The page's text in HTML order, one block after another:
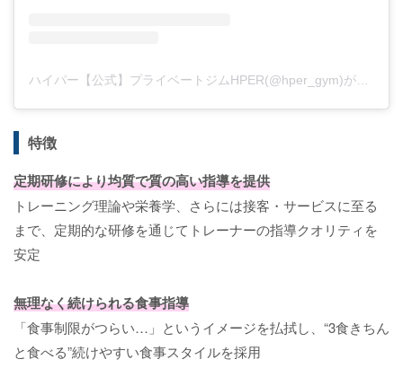
ハイパー【公式】プライベートジムHPER(@hper_gym)がシェアした投稿
特徴
定期研修により均質で質の高い指導を提供
トレーニング理論や栄養学、さらには接客・サービスに至る
まで、定期的な研修を通じてトレーナーの指導クオリティを
安定
無理なく続けられる食事指導
「食事制限がつらい…」というイメージを払拭し、“3食きちん
と食べる”続けやすい食事スタイルを採用